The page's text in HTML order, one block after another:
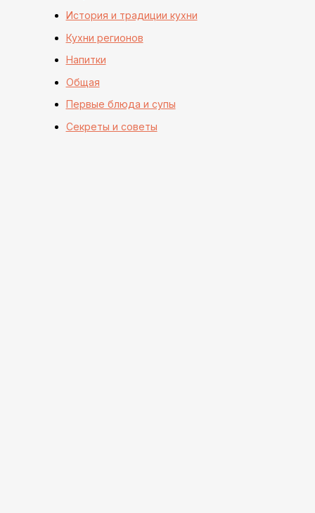
История и традиции кухни
Кухни регионов
Напитки
Общая
Первые блюда и супы
Секреты и советы